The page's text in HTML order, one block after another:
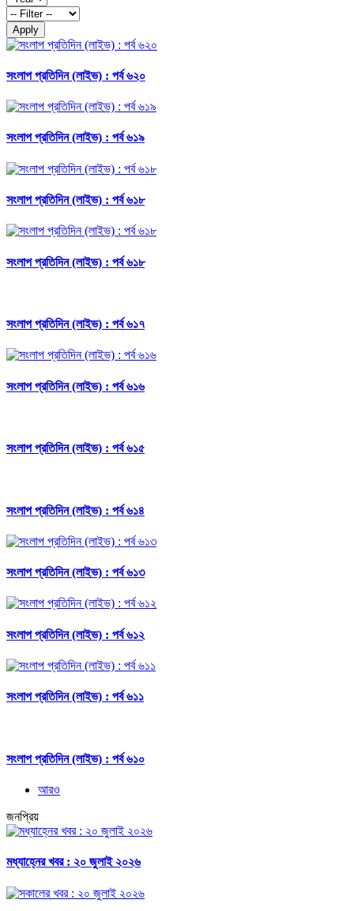
Apply
সংলাপ প্রতিদিন (লাইভ) : পর্ব ৬২০
সংলাপ প্রতিদিন (লাইভ) : পর্ব ৬১৯
সংলাপ প্রতিদিন (লাইভ) : পর্ব ৬১৮
সংলাপ প্রতিদিন (লাইভ) : পর্ব ৬১৮
সংলাপ প্রতিদিন (লাইভ) : পর্ব ৬১৭
সংলাপ প্রতিদিন (লাইভ) : পর্ব ৬১৬
সংলাপ প্রতিদিন (লাইভ) : পর্ব ৬১৫
সংলাপ প্রতিদিন (লাইভ) : পর্ব ৬১৪
সংলাপ প্রতিদিন (লাইভ) : পর্ব ৬১৩
সংলাপ প্রতিদিন (লাইভ) : পর্ব ৬১২
সংলাপ প্রতিদিন (লাইভ) : পর্ব ৬১১
সংলাপ প্রতিদিন (লাইভ) : পর্ব ৬১০
আরও
জনপ্রিয়
মধ্যাহ্নের খবর : ২০ জুলাই ২০২৬